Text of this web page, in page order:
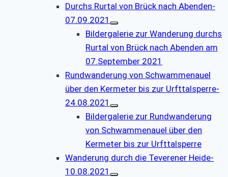
Durchs Rurtal von Brück nach Abenden-
07.09.2021
Bildergalerie zur Wanderung durchs
Rurtal von Brück nach Abenden am
07.September 2021
Rundwanderung von Schwammenauel
über den Kermeter bis zur Urfttalsperre-
24.08.2021
Bildergalerie zur Rundwanderung
von Schwammenauel über den
Kermeter bis zur Urfttalsperre
Wanderung durch die Teverener Heide-
10.08.2021